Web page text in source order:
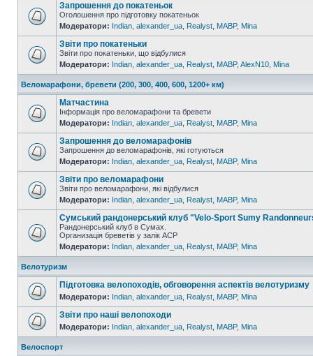
Запрошення до покатеньок
Оголошення про підготовку покатеньок
Модератори: Indian alexander_ua Realyst MABP, Mina
Звіти про покатеньки
Звіти про покатеньки, що відбулися
Модератори: Indian alexander_ua Realyst MABP, AlexN10 Mina
Веломарафони, бревети (200, 300, 400, 600, 1200+ км)
Матчастина
Інформація про веломарафони та бревети
Модератори: Indian alexander_ua Realyst MABP, Mina
Запрошення до веломарафонів
Запрошення до веломарафонів, які готуються
Модератори: Indian alexander_ua Realyst MABP, Mina
Звіти про веломарафони
Звіти про веломарафони, які відбулися
Модератори: Indian alexander_ua Realyst MABP, Mina
Сумський рандонерський клуб "Velo-Sport Sumy
Рандонерський клуб в Сумах.
Организація бреветів у залік АСР
Модератори: Indian alexander_ua Realyst MABP, Mina
Велотуризм
Підготовка велопоходів, обговорення аспектів велотуризму
Модератори: Indian alexander_ua Realyst MABP, Mina
Звіти про наші велопоходи
Модератори: Indian alexander_ua Realyst MABP, Mina
Велоспорт